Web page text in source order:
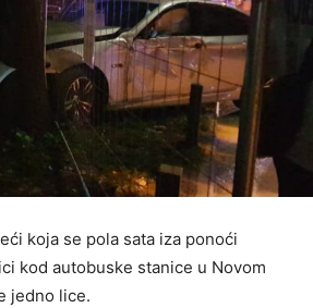
koja se pola sata iza ponoći
kod autobuske stanice u Novom
jedno lice.